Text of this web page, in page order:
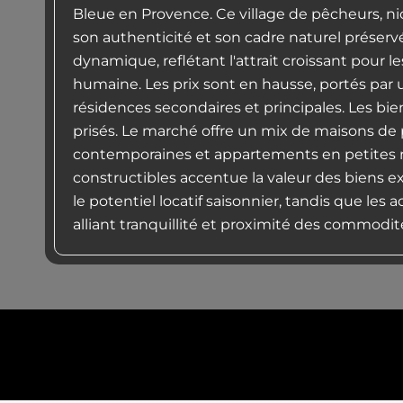
Bleue en Provence. Ce village de pêcheurs,
son authenticité et son cadre naturel
dynamique, reflétant l'attrait croissant pour
humaine. Les prix sont en hausse, portés
résidences secondaires et principales. Les
prisés. Le marché offre un mix de maisons de
contemporaines et appartements en petites
constructibles accentue la valeur des biens
le potentiel locatif saisonnier, tandis que les
alliant tranquillité et proximité des